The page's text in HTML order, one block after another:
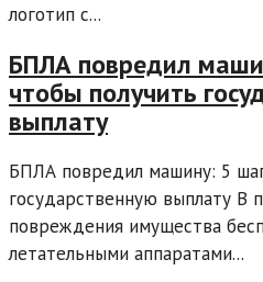
логотип с...
БПЛА повредил
чтобы получить
выплату
БПЛА повредил машину: 5
государственную выплату В
повреждения имущества
летательными аппаратами...